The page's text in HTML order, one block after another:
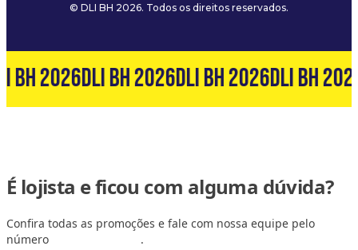
© DLI BH 2026. Todos os direitos reservados.
BH 2026DLI BH 2026DLI BH 2026DLI BH
É lojista e ficou com alguma dúvida?
Confira todas as promoções e fale com nossa equipe pelo
número
.